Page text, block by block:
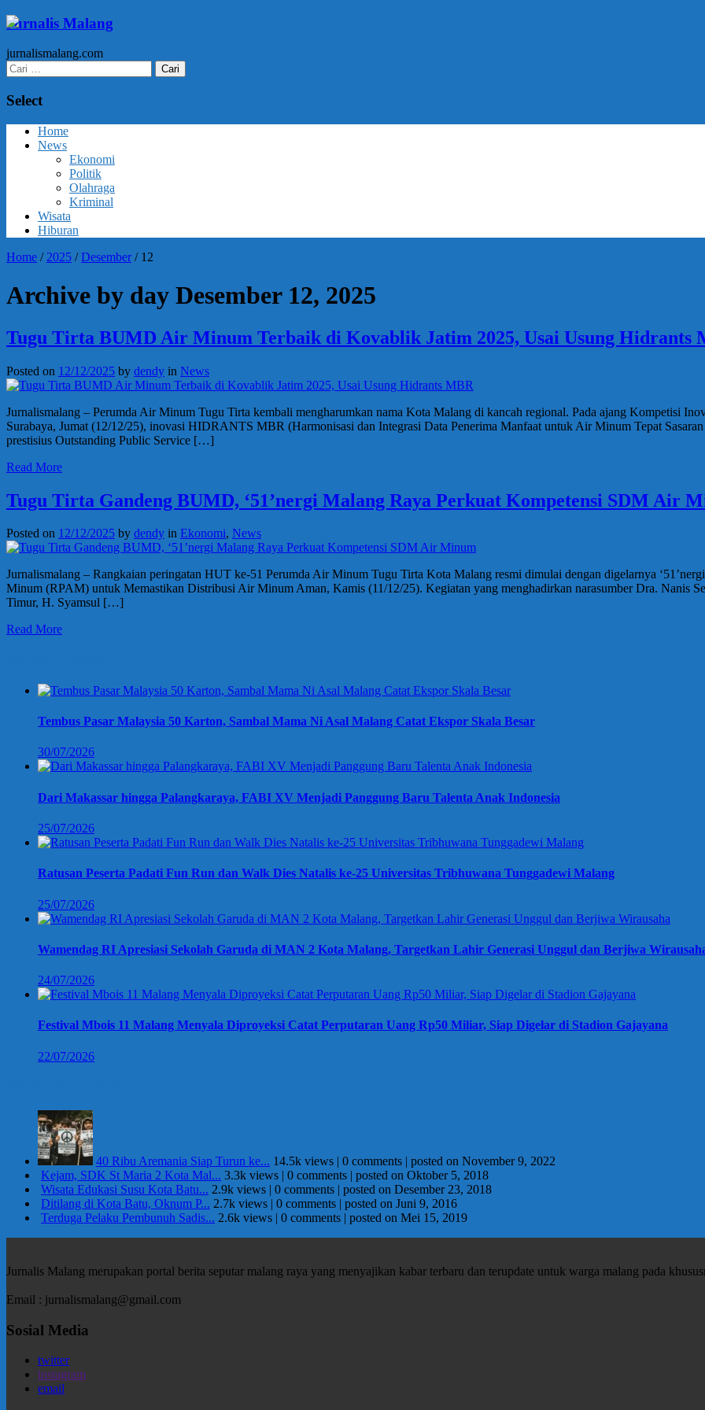
Jurnalis Malang
jurnalismalang.com
Cari
untuk:
Select
Home
News
Ekonomi
Politik
Olahraga
Kriminal
Wisata
Hiburan
Home / 2025 /Desember / 12
Archive by day Desember 12, 2025
Tugu Tirta BUMD Air Minum Terbaik di Kovablik Jatim 2025, Usai Usung Hidrants
Posted on 12/12/2025 by dendy in News
Jurnalismalang – Perumda Air Minum Tugu Tirta kembali mengharumkan nama Kota Malang di kancah regional. Pada ajang Kompetisi
Surabaya, Jumat (12/12/25), inovasi HIDRANTS MBR (Harmonisasi dan Integrasi Data Penerima Manfaat untuk Air Minum Tepat
prestisius Outstanding Public Service […]
Read More
Tugu Tirta Gandeng BUMD, ‘51’nergi Malang Raya Perkuat Kompetensi SDM Air
Posted on 12/12/2025 by dendy in Ekonomi, News
Jurnalismalang – Rangkaian peringatan HUT ke-51 Perumda Air Minum Tugu Tirta Kota Malang resmi dimulai dengan digelarnya
Minum (RPAM) untuk Memastikan Distribusi Air Minum Aman, Kamis (11/12/25). Kegiatan yang menghadirkan narasumber Dra. Nanis
Timur, H. Syamsul […]
Read More
Tembus Pasar Malaysia 50 Karton, Sambal Mama Ni Asal Malang Catat Ekspor Skala Besar
30/07/2026
Dari Makassar hingga Palangkaraya, FABI XV Menjadi Panggung Baru Talenta Anak Indonesia
25/07/2026
Ratusan Peserta Padati Fun Run dan Walk Dies Natalis ke-25 Universitas Tribhuwana Tunggadewi Malang
25/07/2026
Wamendag RI Apresiasi Sekolah Garuda di MAN 2 Kota Malang, Targetkan Lahir Generasi Unggul dan Berjiwa
24/07/2026
Festival Mbois 11 Malang Menyala Diproyeksi Catat Perputaran Uang Rp50 Miliar, Siap Digelar di Stadion Gajayana
22/07/2026
40 Ribu Aremania Siap Turun ke... 14.5k views | 0 comments | posted on November 9, 2022
Kejam, SDK St Maria 2 Kota Mal... 3.3k views | 0 comments | posted on Oktober 5, 2018
Wisata Edukasi Susu Kota Batu... 2.9k views | 0 comments | posted on Desember 23, 2018
Ditilang di Kota Batu, Oknum P... 2.7k views | 0 comments | posted on Juni 9, 2016
Terduga Pelaku Pembunuh Sadis... 2.6k views | 0 comments | posted on Mei 15, 2019
Jurnalis Malang merupakan portal berita seputar malang raya yang menyajikan kabar terbaru dan terupdate untuk warga malang pada
Email : jurnalismalang@gmail.com
Sosial Media
twitter
instagram
email